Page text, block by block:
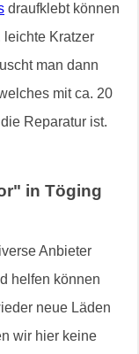
draufklebt können
Kratzer
man dann
mit ca. 20
Reparatur ist.
in Töging
Anbieter
helfen können
neue Läden
wir hier keine